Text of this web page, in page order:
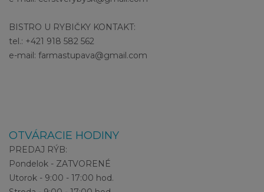
BISTRO U RYBIČKY KONTAKT:
tel.: +421 918 582 562
e-mail: farmastupava@gmail.com
OTVÁRACIE HODINY
PREDAJ RÝB:
Pondelok - ZATVORENÉ
Utorok - 9:00 - 17:00 hod.